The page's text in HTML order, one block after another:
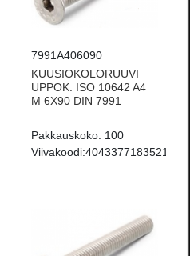
7991A406090
KUUSIOKOLORUUVI
UPPOK. ISO 10642 A4
M 6X90 DIN 7991
Pakkauskoko: 100
Viivakoodi:4043377183521